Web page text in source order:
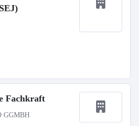
Fachkraft
GGMBH